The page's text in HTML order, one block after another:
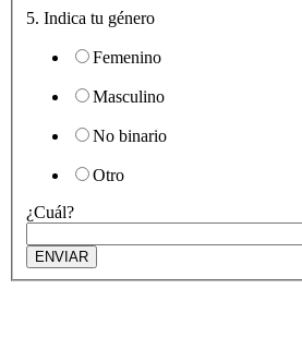
5. Indica tu género
Femenino
Masculino
No binario
Otro
¿Cuál?